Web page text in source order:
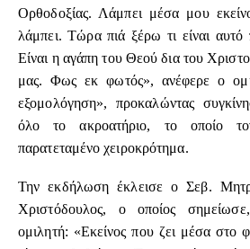
Ορθοδοξίας. Λάμπει μέσα μου
λάμπει. Τώρα πιά ξέρω τι είναι
Είναι η αγάπη του Θεού δια του
μας. Φως εκ φωτός», ανέφερε ο
εξομολόγηση», προκαλώντας
όλο το ακροατήριο, το οποίο
παρατεταμένο χειροκρότημα.
Την εκδήλωση έκλεισε ο Σεβ.
Χριστόδουλος, ο οποίος
ομιλητή: «Εκείνος που ζει μέσα στο